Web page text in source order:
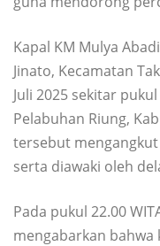
Kapal KM Mulya
Jinato, Kecamatan
Juli 2025 sekitar
Pelabuhan Riung,
tersebut
serta diawaki oleh
Pada pukul 22.00
mengabarkan bahwa